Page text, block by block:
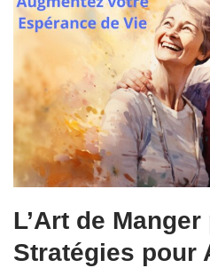
L’Art de
Stratégies pour